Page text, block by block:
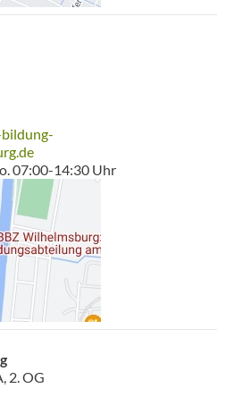
07:00-14:30 Uhr
2. OG